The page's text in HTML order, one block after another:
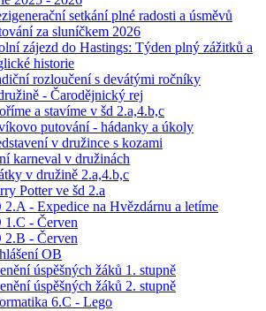
setkání plné radosti a úsměvů
za sluníčkem 2026
zájezd do Hastings: Týden plný zážitků a
historie
rozloučení s devátými ročníky
- Čarodějnický rej
a stavíme v šd 2.a,4.b,c
putování - hádanky a úkoly
v družince s kozami
karneval v družinách
v družině 2.a,4.b,c
Potter ve šd 2.a
2.A - Expedice na Hvězdárnu a letíme
1.C - Červen
2.B - Červen
OB
úspěšných žáků 1. stupně
úspěšných žáků 2. stupně
6.C - Lego